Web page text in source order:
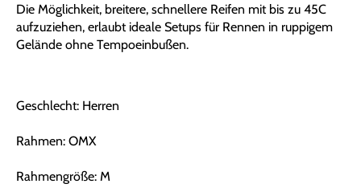
Die Möglichkeit, breitere, schnellere Reifen mit bis zu 45C
aufzuziehen, erlaubt ideale Setups für Rennen in ruppigem
Gelände ohne Tempoeinbußen.
Geschlecht: Herren
Rahmen: OMX
Rahmengröße: M